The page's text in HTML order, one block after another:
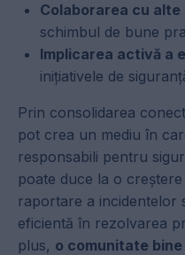
Colaborarea cu
schimbul de bune
Implicarea activă a
inițiativele de
Prin consolidarea
pot crea un mediu în
responsabili pentru
poate duce la o
raportare a incidentelor
eficientă în rezolvarea
plus, o comunitate